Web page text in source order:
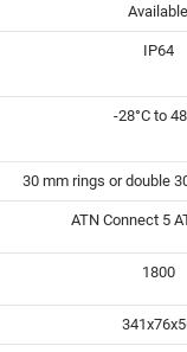
Available
IP64
-28°C to
30 mm rings or double
ATN Connect 5
1800